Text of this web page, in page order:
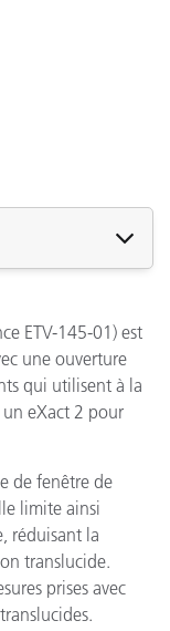
ETV-145-01) est
une ouverture
qui utilisent à la
eXact 2 pour
de fenêtre de
limite ainsi
réduisant la
translucide.
prises avec